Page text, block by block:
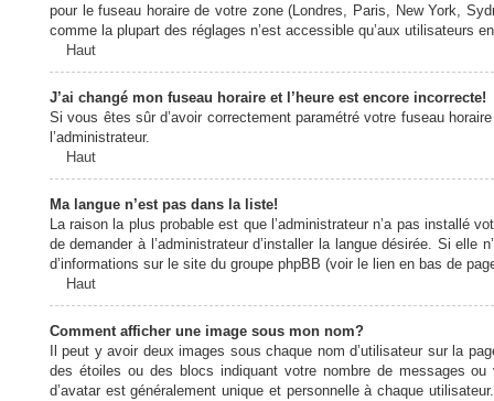
pour le fuseau horaire de votre zone (Londres, Paris, New York,
comme la plupart des réglages n’est accessible qu’aux utilisateurs
Haut
J’ai changé mon fuseau horaire et l’heure est encore incorrecte!
Si vous êtes sûr d’avoir correctement paramétré votre fuseau
l’administrateur.
Haut
Ma langue n’est pas dans la liste!
La raison la plus probable est que l’administrateur n’a pas installé
de demander à l’administrateur d’installer la langue désirée. Si
d’informations sur le site du groupe phpBB (voir le lien en bas de
Haut
Comment afficher une image sous mon nom?
Il peut y avoir deux images sous chaque nom d’utilisateur sur la
des étoiles ou des blocs indiquant votre nombre de messages
d’avatar est généralement unique et personnelle à chaque